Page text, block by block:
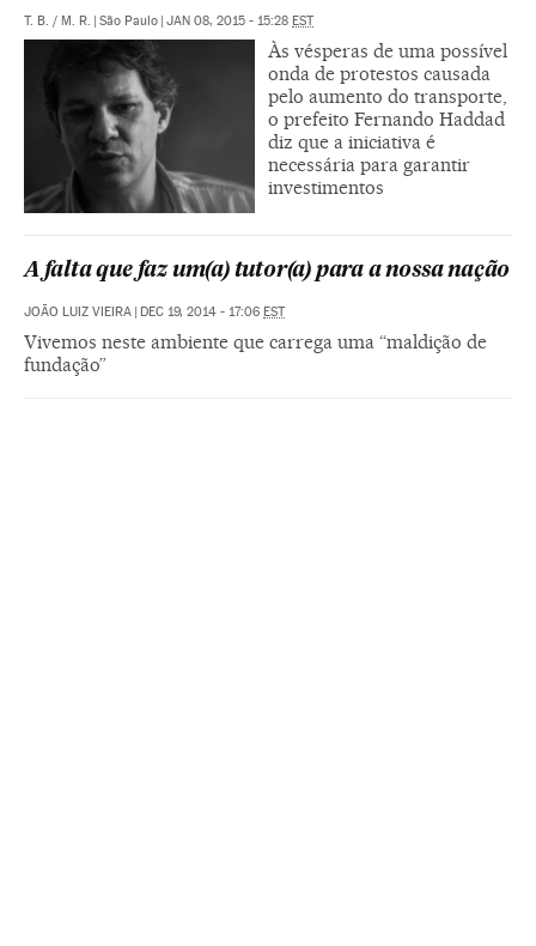
T. B. / M. R. | São Paulo | JAN 08, 2015 - 15:28 EST
Às vésperas de uma possível
onda de protestos causada
pelo aumento do transporte,
o prefeito Fernando Haddad
diz que a iniciativa é
necessária para garantir
investimentos
A falta que faz um(a) tutor(a) para a nossa nação
JOÃO LUIZ VIEIRA | DEC 19, 2014 - 17:06 EST
Vivemos neste ambiente que carrega uma “maldição de
fundação”